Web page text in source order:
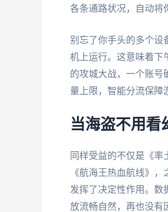
各条通路状况，自动将
别忘了你手头的多个设
机上运行。这意味着下
的攻城大战，一个账号
量上限，智能分流保障
当海盗不用看
同样受益的不仅是《
《航海王热血航线》
发挥了决定性作用。数
放流畅自然，再也没有